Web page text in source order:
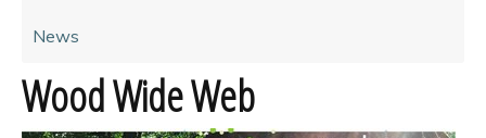
News
Wood Wide Web